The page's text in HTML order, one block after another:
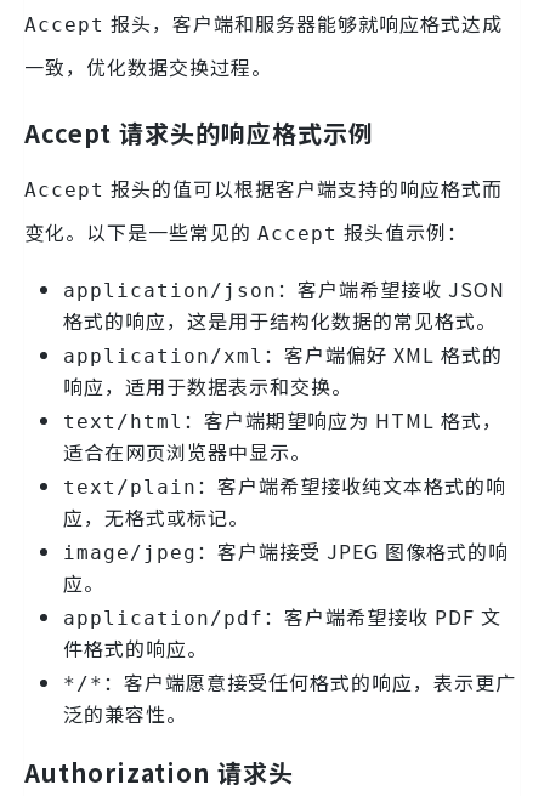
Accept 报头，客户端和服务器能够就响应格式达成
一致，优化数据交换过程。
Accept 请求头的响应格式示例
Accept 报头的值可以根据客户端支持的响应格式而
变化。以下是一些常见的 Accept 报头值示例：
application/json ：客户端希望接收 JSON
格式的响应，这是用于结构化数据的常见格式。
application/xml ：客户端偏好 XML 格式的
响应，适用于数据表示和交换。
text/html ：客户端期望响应为 HTML 格式，
适合在网页浏览器中显示。
text/plain ：客户端希望接收纯文本格式的响
应，无格式或标记。
image/jpeg ：客户端接受 JPEG 图像格式的响
应。
application/pdf ：客户端希望接收 PDF 文
件格式的响应。
*/* ：客户端愿意接受任何格式的响应，表示更广
泛的兼容性。
Authorization 请求头